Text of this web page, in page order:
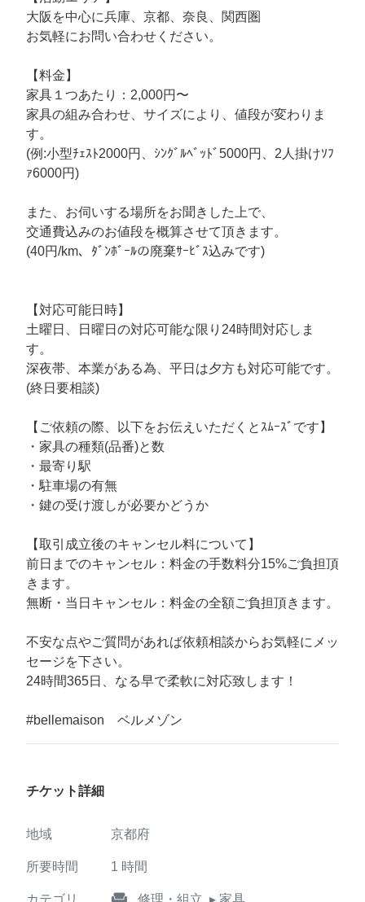
大阪を中心に兵庫、京都、奈良、関西圏
お気軽にお問い合わせください。
【料金】
家具１つあたり：2,000円〜
家具の組み合わせ、サイズにより、値段が変わりま
す。
(例:小型ﾁｪｽﾄ2000円、ｼﾝｸﾞﾙﾍﾞｯﾄﾞ5000円、2人掛けｿﾌ
ｧ6000円)
また、お伺いする場所をお聞きした上で、
交通費込みのお値段を概算させて頂きます。
(40円/km、ﾀﾞﾝﾎﾞｰﾙの廃棄ｻｰﾋﾞｽ込みです)
【対応可能日時】
土曜日、日曜日の対応可能な限り24時間対応しま
す。
深夜帯、本業がある為、平日は夕方も対応可能です。
(終日要相談)
【ご依頼の際、以下をお伝えいただくとｽﾑｰｽﾞです】
・家具の種類(品番)と数
・最寄り駅
・駐車場の有無
・鍵の受け渡しが必要かどうか
【取引成立後のキャンセル料について】
前日までのキャンセル：料金の手数料分15%ご負担頂
きます。
無断・当日キャンセル：料金の全額ご負担頂きます。
不安な点やご質問があれば依頼相談からお気軽にメッ
セージを下さい。
24時間365日、なる早で柔軟に対応致します！
#bellemaison ベルメゾン
チケット詳細
地域 京都府
所要時間 1 時間
カテゴリ weekend 修理・組立 ▸ 家具